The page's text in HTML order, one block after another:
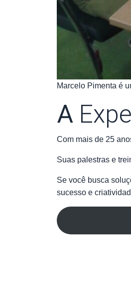
Marcelo Pimenta é
A
Com mais de 25
Suas palestras e
Se você busca
sucesso e